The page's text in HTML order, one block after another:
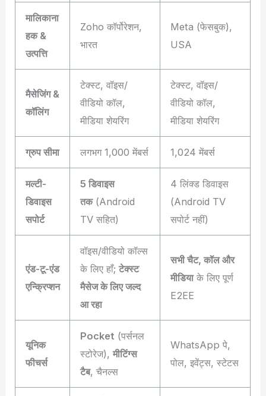
मालिकाना
हक &
उत्पत्ति
Zoho कॉर्पोरेशन,
भारत
Meta (फेसबुक),
USA
मैसेजिंग &
कॉलिंग
टेक्स्ट, वॉइस/
वीडियो कॉल,
मीडिया शेयरिंग
टेक्स्ट, वॉइस/
वीडियो कॉल,
मीडिया शेयरिंग
ग्रुप सीमा लगभग 1,000 मेंबर्स 1,024 मेंबर्स
मल्टी-
डिवाइस
सपोर्ट
5 डिवाइस
तक(Android
TV सहित)
4 लिंक्ड डिवाइस
(Android TV
सपोर्ट नहीं)
एंड-टू-एंड
एन्क्रिप्शन
वॉइस/वीडियो कॉल्स
के लिए हाँ; टेक्स्ट
मैसेज के लिए जल्द
आ रहा
सभी चैट, कॉल और
मीडियाके लिए पूर्ण
E2EE
यूनिक
फीचर्स
Pocket (पर्सनल
स्टोरेज), मीटिंग्स
टैब, चैनल्स
WhatsApp पे,
पोल, इवेंट्स, स्टेटस